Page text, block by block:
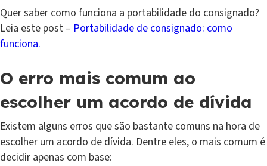
Quer saber como funciona a portabilidade do consignado?
Leia este post – Portabilidade de consignado: como
funciona.
O erro mais comum ao
escolher um acordo de dívida
Existem alguns erros que são bastante comuns na hora de
escolher um acordo de dívida. Dentre eles, o mais comum é
decidir apenas com base: